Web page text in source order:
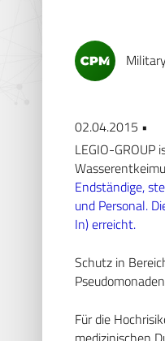
02.04.2015 •
LEGIO-
Endständige,
und Personal.
In) erreicht.
Schutz in
Für die